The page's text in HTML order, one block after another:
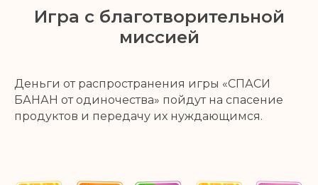
Игра с благотворительной
миссией
Деньги от распространения игры «СПАСИ
БАНАН от одиночества» пойдут на спасение
продуктов и передачу их нуждающимся.